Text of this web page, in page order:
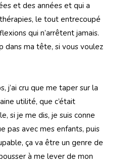
et des années et qui a
le tout entrecoupé
qui n’arrêtent jamais.
dans ma tête, si vous voulez
j’ai cru que me taper sur la
utilité, que c’était
si je me dis, je suis conne
pas avec mes enfants, puis
ça va être un genre de
à me lever de mon